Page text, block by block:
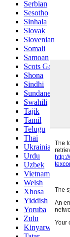
Serbian
Sesotho
Sinhala
Slovak
Slovenian
Somali
Samoan
Scots Gaelic
Shona
Sindhi
Sundanese
Swahili
Tajik
Tamil
Telugu
Thai
Ukrainian
Urdu
Uzbek
Vietnamese
Welsh
Xhosa
Yiddish
Yoruba
Zulu
Kinyarwanda